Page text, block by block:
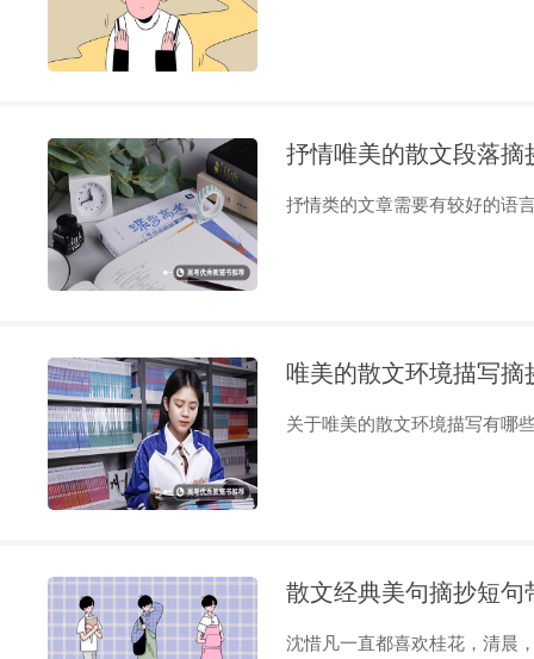
抒情唯美的散文段落摘
抒情类的文章需要有较好的语
唯美的散文环境描写摘
关于唯美的散文环境描写有哪
散文经典美句摘抄短句
沈惜凡一直都喜欢桂花，清晨